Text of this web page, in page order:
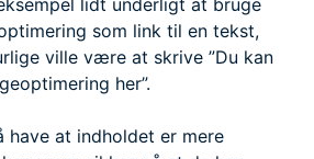
lidt underligt at bruge
som link til en tekst,
ville være at skrive ”Du kan
her”.
have at indholdet er mere